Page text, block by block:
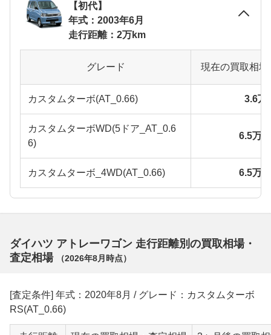
【初代】
年式：2003年6月
走行距離：2万km
グレード 現在の買取相
カスタムターボ(AT_0.66) 3.6万
カスタムターボWD(5ドア_AT_0.6
6)
6.5万
カスタムターボ_4WD(AT_0.66) 6.5万
ダイハツ アトレーワゴン 走行距離別の買取相場・
査定相場
（2026年8月 時点）
[査定条件] 年式：2020年8月 / グレード：カスタムターボ
RS(AT_0.66)